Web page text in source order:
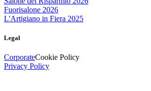
Fuorisalone 2026
L'Artigiano in Fiera 2025
Legal
CorporateCookie Policy
Privacy Policy